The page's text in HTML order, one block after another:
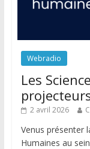
Webradio
Les
2 avril 2026
Venus présenter
Humaines au